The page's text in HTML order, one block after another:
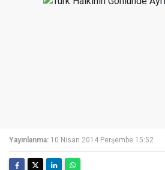
Yayınlanma: 10 Nisan 2014 Perşembe 15:52